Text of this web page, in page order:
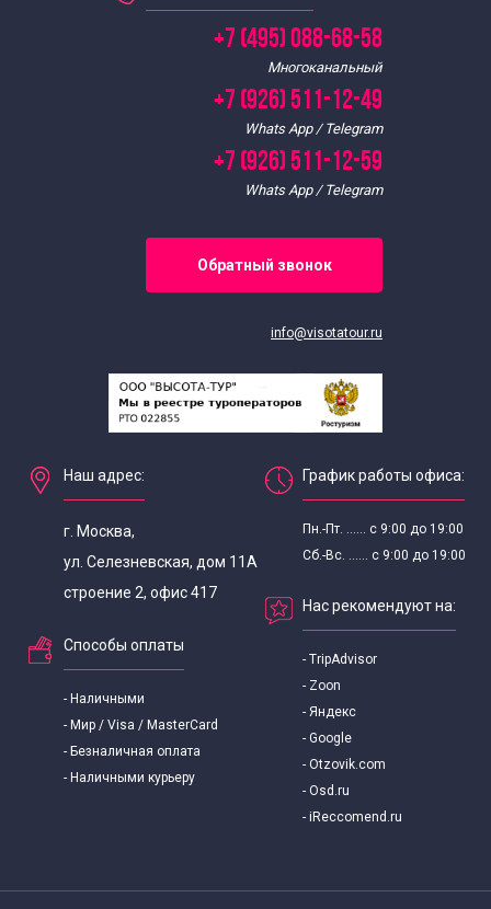
+7 (495) 088-68-58
Многоканальный
+7 (926) 511-12-49
Whats App / Telegram
+7 (926) 511-12-59
Whats App / Telegram
Обратный звонок
info@visotatour.ru
Наш адрес:
г. Москва,
ул. Селезневская, дом 11А
строение 2, офис 417
Способы оплаты
- Наличными
- Мир / Visa / MasterCard
- Безналичная оплата
- Наличными курьеру
График работы офиса:
Пн.-Пт. ...... с 9:00 до 19:00
Сб.-Вс. ...... с 9:00 до 19:00
Нас рекомендуют на:
- TripAdvisor
- Zoon
- Яндекс
- Google
- Otzovik.com
- Osd.ru
- iReccomend.ru